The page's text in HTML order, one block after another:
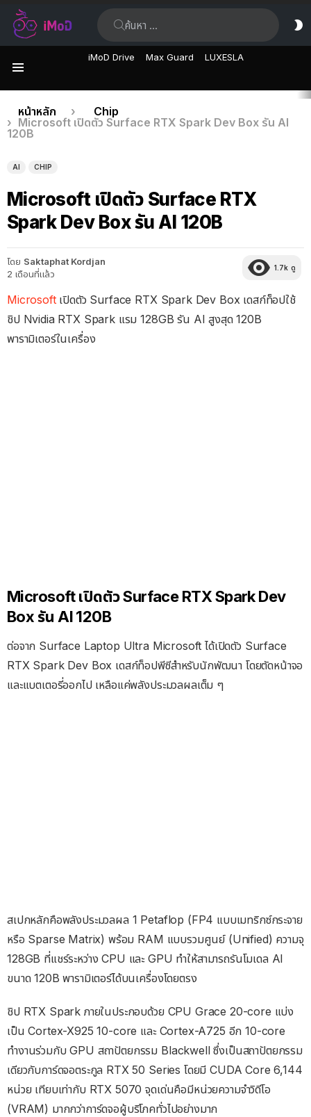
iMoD Drive Max Guard LUXESLA
เรื่อง
ล่าสุด
คุณอยู่ที่นี่:
หน้าหลัก
Chip
Microsoft เปิดตัว Surface RTX Spark Dev Box รัน AI
120B
AI CHIP
Microsoft เปิดตัว Surface RTX
Spark Dev Box รัน AI 120B
โดย Saktaphat Kordjan
2 เดือนที่แล้ว
1.7k ดู
Microsoftเปิดตัว Surface RTX Spark Dev Box เดสก์ท็อปใช้
ชิป Nvidia RTX Spark แรม 128GB รัน AI สูงสุด 120B
พารามิเตอร์ในเครื่อง
Microsoft เปิดตัว Surface RTX Spark Dev
Box รัน AI 120B
ต่อจาก Surface Laptop Ultra Microsoft ได้เปิดตัว Surface
RTX Spark Dev Box เดสก์ท็อปพีซีสำหรับนักพัฒนา โดยตัดหน้าจอ
และแบตเตอรี่ออกไป เหลือแค่พลังประมวลผลเต็ม ๆ
สเปกหลักคือพลังประมวลผล 1 Petaflop (FP4 แบบเมทริกซ์กระจาย
หรือ Sparse Matrix) พร้อม RAM แบบรวมศูนย์ (Unified) ความจุ
128GB ที่แชร์ระหว่าง CPU และ GPU ทำให้สามารถรันโมเดล AI
ขนาด 120B พารามิเตอร์ได้บนเครื่องโดยตรง
ชิป RTX Spark ภายในประกอบด้วย CPU Grace 20-core แบ่ง
เป็น Cortex-X925 10-core และ Cortex-A725 อีก 10-core
ทำงานร่วมกับ GPU สถาปัตยกรรม Blackwell ซึ่งเป็นสถาปัตยกรรม
เดียวกับการ์ดจอตระกูล RTX 50 Series โดยมี CUDA Core 6,144
หน่วย เทียบเท่ากับ RTX 5070 จุดเด่นคือมีหน่วยความจำวิดีโอ
(VRAM) มากกว่าการ์ดจอผู้บริโภคทั่วไปอย่างมาก